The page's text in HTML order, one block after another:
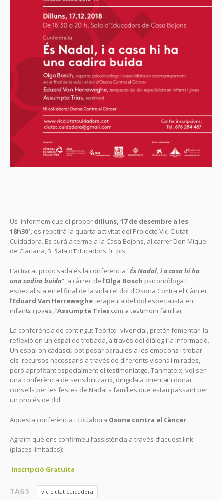
Us informem que el proper dilluns, 17 de desembre a les
18h30′, es repetirà la quarta activitat del Projecte Vic, Ciutat
Cuidadora. Es durà a terme a la Casa Bojons, al carrer Don Miquel
de Clariana, 3, Sala d’Educadors 1r. pis.
L’activitat proposada és la conferència “És Nadal, i a casa hi ha
una cadira buida“, a càrrec de l’Olga Bosch psiconcòloga i
especialista en el final de la vida i el dol d’Osona Contra el Càncer,
l’Eduard Van Herrewegheterapeuta del dol especialista en
infants i joves, l’Assumpta Trias com a testimoni familiar.
La conferència de contingut Teòrico- vivencial, pretén fomentar la
reflexió en un espai de trobada, a través del diàleg i la informació.
Un espai on cadascú pot posar paraules a les emocions i trobar
els recursos necessaris a través de diferents visons i mirades,
però aprofitant especialment el testimoniatge. Tanmateix, vol ser
una conferència de sensibilització, dirigida a orientar i donar
consells per les festes de Nadal a famílies que estan passant per
un procés de dol.
Aquesta conferència i col.labora Osona contra el Càncer
Agraïm que ens confirmeu l’assistència a través d’aquest link
(places limitades):
Inscripció Gratuïta
TAGS vic ciutat cuidadora